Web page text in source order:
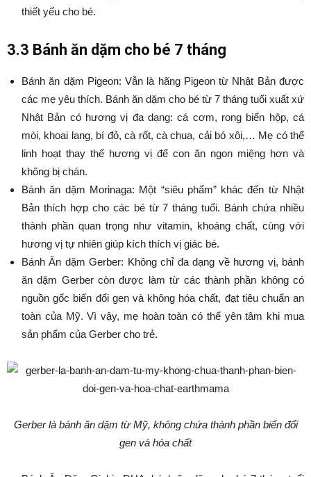
thiết yếu cho bé.
3.3 Bánh ăn dặm cho bé 7 tháng
Bánh ăn dặm Pigeon: Vẫn là hãng Pigeon từ Nhật Bản được
các mẹ yêu thích. Bánh ăn dặm cho bé từ 7 tháng tuổi xuất xứ
Nhật Bản có hương vị đa dạng: cá cơm, rong biển hộp, cá
mòi, khoai lang, bí đỏ, cà rốt, cà chua, cải bó xôi,… Mẹ có thể
linh hoạt thay thế hương vị để con ăn ngon miệng hơn và
không bị chán.
Bánh ăn dặm Morinaga: Một “siêu phẩm” khác đến từ Nhật
Bản thích hợp cho các bé từ 7 tháng tuổi. Bánh chứa nhiều
thành phần quan trọng như vitamin, khoáng chất, cùng với
hương vị tự nhiên giúp kích thích vị giác bé.
Bánh Ăn dặm Gerber: Không chỉ đa dạng về hương vị, bánh
ăn dặm Gerber còn được làm từ các thành phần không có
nguồn gốc biến đổi gen và không hóa chất, đạt tiêu chuẩn an
toàn của Mỹ. Vì vậy, mẹ hoàn toàn có thể yên tâm khi mua
sản phẩm của Gerber cho trẻ.
Gerber là bánh ăn dặm từ Mỹ, không chứa thành phần biến đổi
gen và hóa chất